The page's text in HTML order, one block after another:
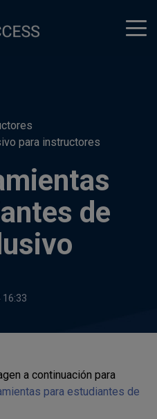
para instructores
de
16:33
a continuación para
para estudiantes de